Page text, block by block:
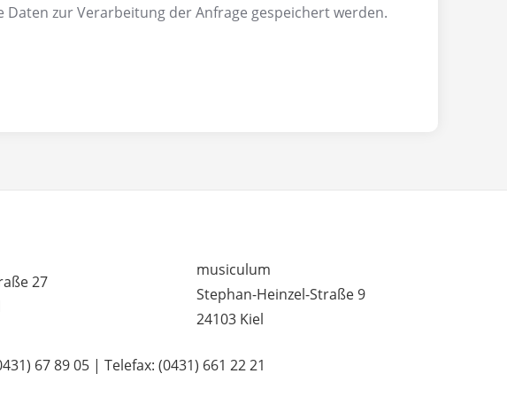
zur Verarbeitung der Anfrage gespeichert werden.
27
musiculum
Stephan-Heinzel-Straße 9
24103 Kiel
67 89 05 | Telefax: (0431) 661 22 21